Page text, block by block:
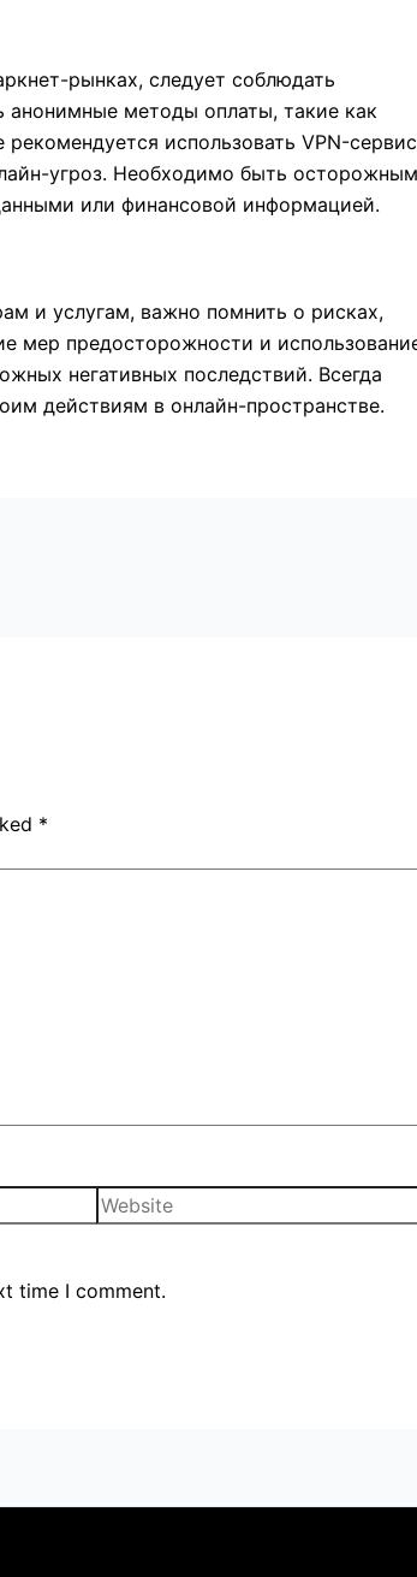
рынках, следует соблюдать
методы оплаты, такие как
использовать VPN-
угроз. Необходимо быть осторожным
или финансовой информацией.
и услугам, важно помнить о рисках,
мер предосторожности и
негативных последствий. Всегда
действиям в онлайн-пространстве.
*
time I comment.